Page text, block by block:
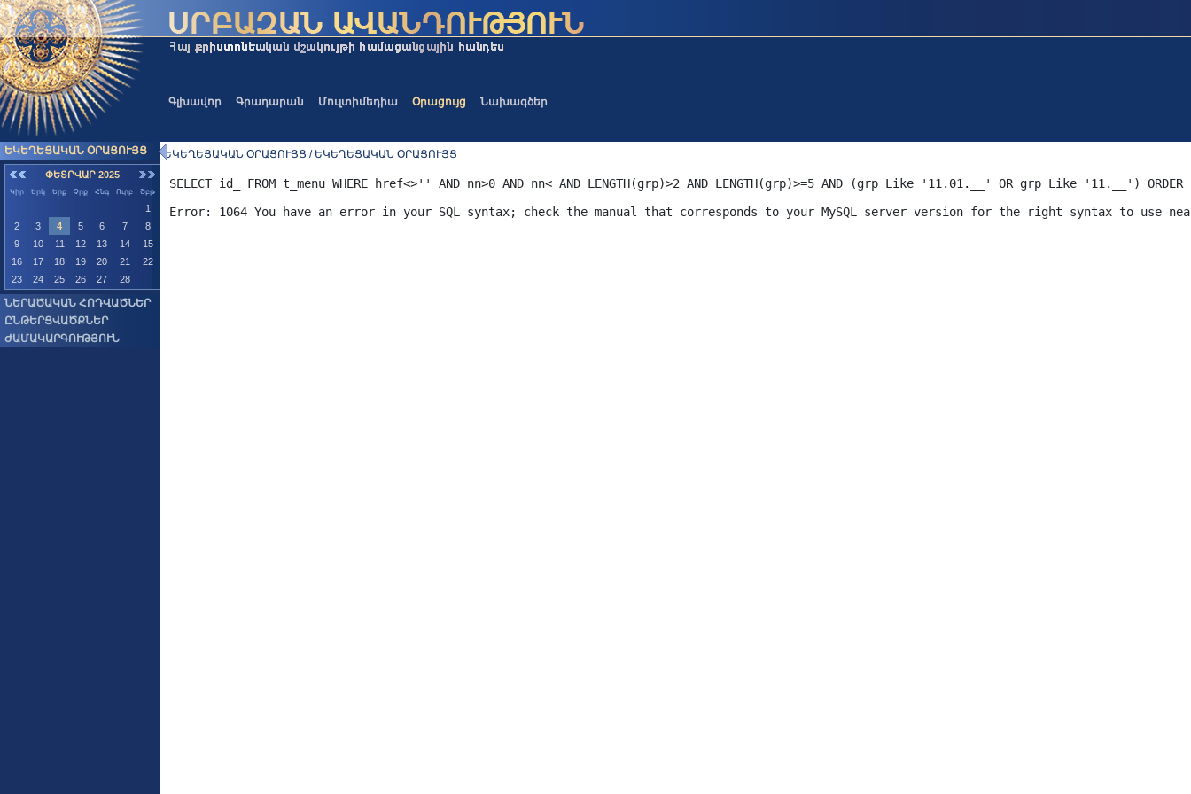
Գլխավոր Գրադարան Մուլտիմեդիա Օրացույց Նախագծեր
ԵԿԵՂԵՑԱԿԱՆ ՕՐԱՑՈՒՅՑ
ՓԵՏՐՎԱՐ 2025
Կիր Երկ Երք Չրք Հնգ Ուրբ Շբթ
1
2
3 4 5 6 7
8
9
10 11 12 13 14
15
16
17 18 19 20 21
22
23
24 25 26 27 28
ՆԵՐԱԾԱԿԱՆ ՀՈԴՎԱԾՆԵՐ
ԸՆԹԵՐՑՎԱԾՔՆԵՐ
ԺԱՄԱԿԱՐԳՈՒԹՅՈՒՆ
ԵԿԵՂԵՑԱԿԱՆ ՕՐԱՑՈՒՅՑ / ԵԿԵՂԵՑԱԿԱՆ ՕՐԱՑՈՒՅՑ
SELECT id_ FROM t_menu WHERE href<>'' AND nn>0 AND nn< AND LENGTH(grp)>2 AND LENGTH(grp)>=5 AND (grp Like '11.01.__' OR grp Like '11.__') ORDER